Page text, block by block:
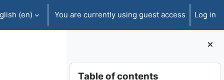
‎(en)‎ You are currently using guest access Log in
Blocks
Skip Table of contents
Table of contents